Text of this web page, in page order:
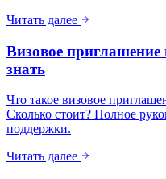
Читать далее
Визовое
знать
Что такое визовое
Сколько стоит? Полное
поддержки.
Читать далее